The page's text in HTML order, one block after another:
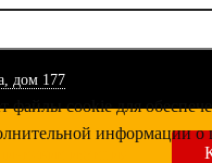
дом 177
файлы cookie для
информации о